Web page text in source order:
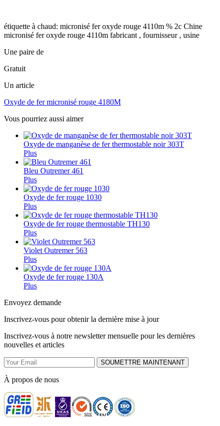
étiquette à chaud: micronisé fer oxyde rouge 4110m % 2c Chine
micronisé fer oxyde rouge 4110m fabricant , fournisseur , usine
Une paire de
Gratuit
Un article
Oxyde de fer micronisé rouge 4180M
Vous pourriez aussi aimer
Oxyde de manganèse de fer thermostable noir 303T
Plus
Bleu Outremer 461
Plus
Oxyde de fer rouge 1030
Plus
Oxyde de fer rouge thermostable TH130
Plus
Violet Outremer 563
Plus
Oxyde de fer rouge 130A
Plus
Envoyez demande
Inscrivez-vous pour obtenir la dernière mise à jour
Inscrivez-vous à notre newsletter mensuelle pour les dernières
nouvelles et articles
SOUMETTRE MAINTENANT
À propos de nous